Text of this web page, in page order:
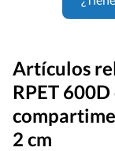
Artículos
RPET
2 cm